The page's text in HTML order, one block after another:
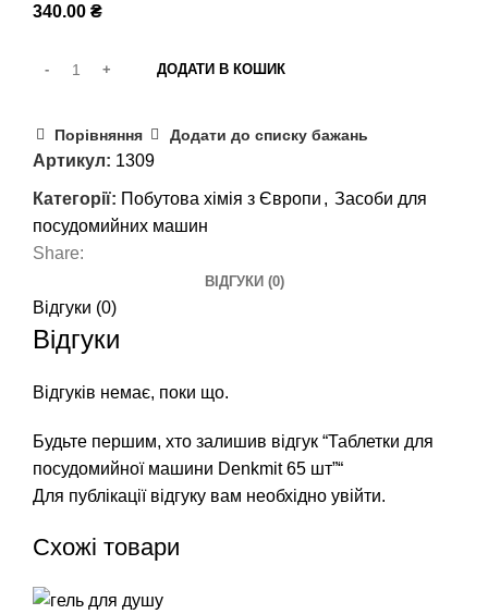
340.00 ₴
ДОДАТИ В КОШИК
Порівняння Додати до списку бажань
Артикул: 1309
Категорії: Побутова хімія з Європи , Засоби для
посудомийних машин
Share:
ВІДГУКИ (0)
Відгуки (0)
Відгуки
Відгуків немає, поки що.
Будьте першим, хто залишив відгук “Таблетки для
посудомийної машини Denkmit 65 шт”“
Для публікації відгуку вам необхідно увійти.
Схожі товари